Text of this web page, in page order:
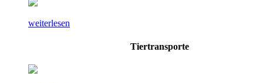
weiterlesen
Tiertransporte